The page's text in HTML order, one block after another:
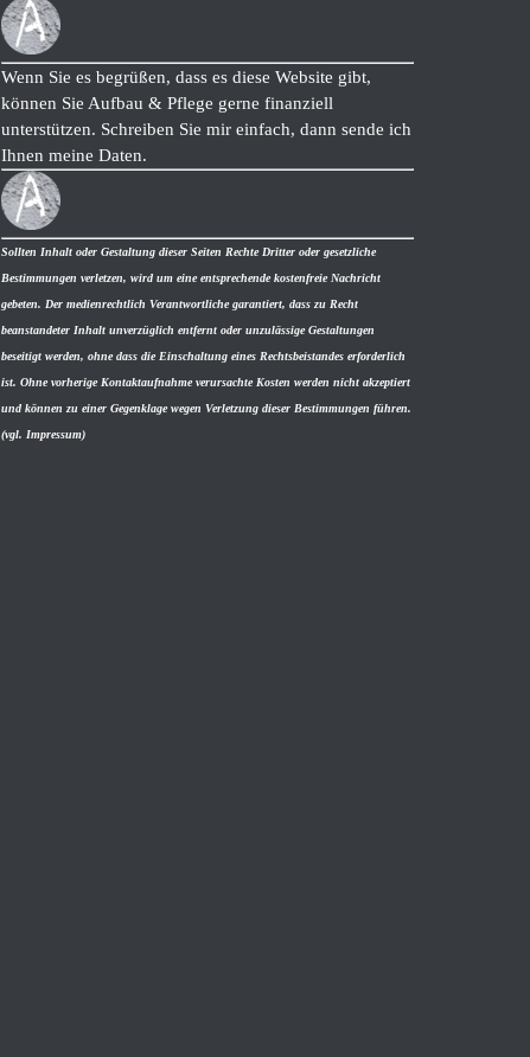
Wenn Sie es begrüßen, dass es diese Website gibt,
können Sie Aufbau & Pflege gerne finanziell
unterstützen. Schreiben Sie mir einfach, dann sende ich
Ihnen meine Daten.
Sollten Inhalt oder Gestaltung dieser Seiten Rechte Dritter oder gesetzliche
Bestimmungen verletzen, wird um eine entsprechende kostenfreie Nachricht
gebeten. Der medienrechtlich Verantwortliche garantiert, dass zu Recht
beanstandeter Inhalt unverzüglich entfernt oder unzulässige Gestaltungen
beseitigt werden, ohne dass die Einschaltung eines Rechtsbeistandes erforderlich
ist. Ohne vorherige Kontaktaufnahme verursachte Kosten werden nicht akzeptiert
und können zu einer Gegenklage wegen Verletzung dieser Bestimmungen führen.
(vgl. Impressum)